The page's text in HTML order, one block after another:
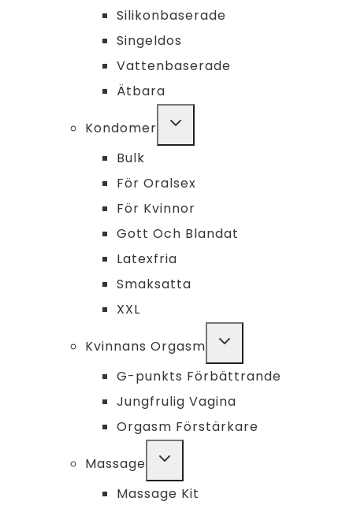
Silikonbaserade
Singeldos
Vattenbaserade
Ätbara
Kondomer
TOGGLE
MENU
Bulk
För Oralsex
För Kvinnor
Gott Och Blandat
Latexfria
Smaksatta
XXL
Kvinnans Orgasm
TOGGLE
MENU
G-punkts Förbättrande
Jungfrulig Vagina
Orgasm Förstärkare
Massage
TOGGLE
MENU
Massage Kit